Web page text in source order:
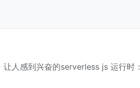
让人感到兴奋的serverless js 运行时：